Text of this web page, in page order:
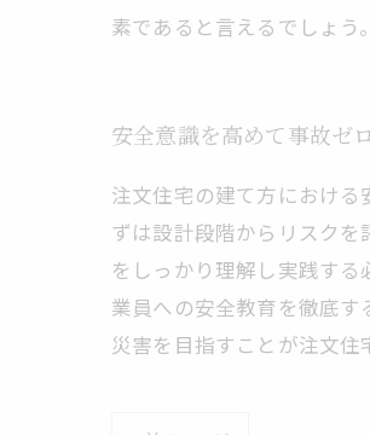
素であると言えるでしょう。
安全意識を高めて事故ゼ
注文住宅の建て方におけ
ずは設計段階からリスク
をしっかり理解し実践す
業員への安全教育を徹底
災害を目指すことが注文住